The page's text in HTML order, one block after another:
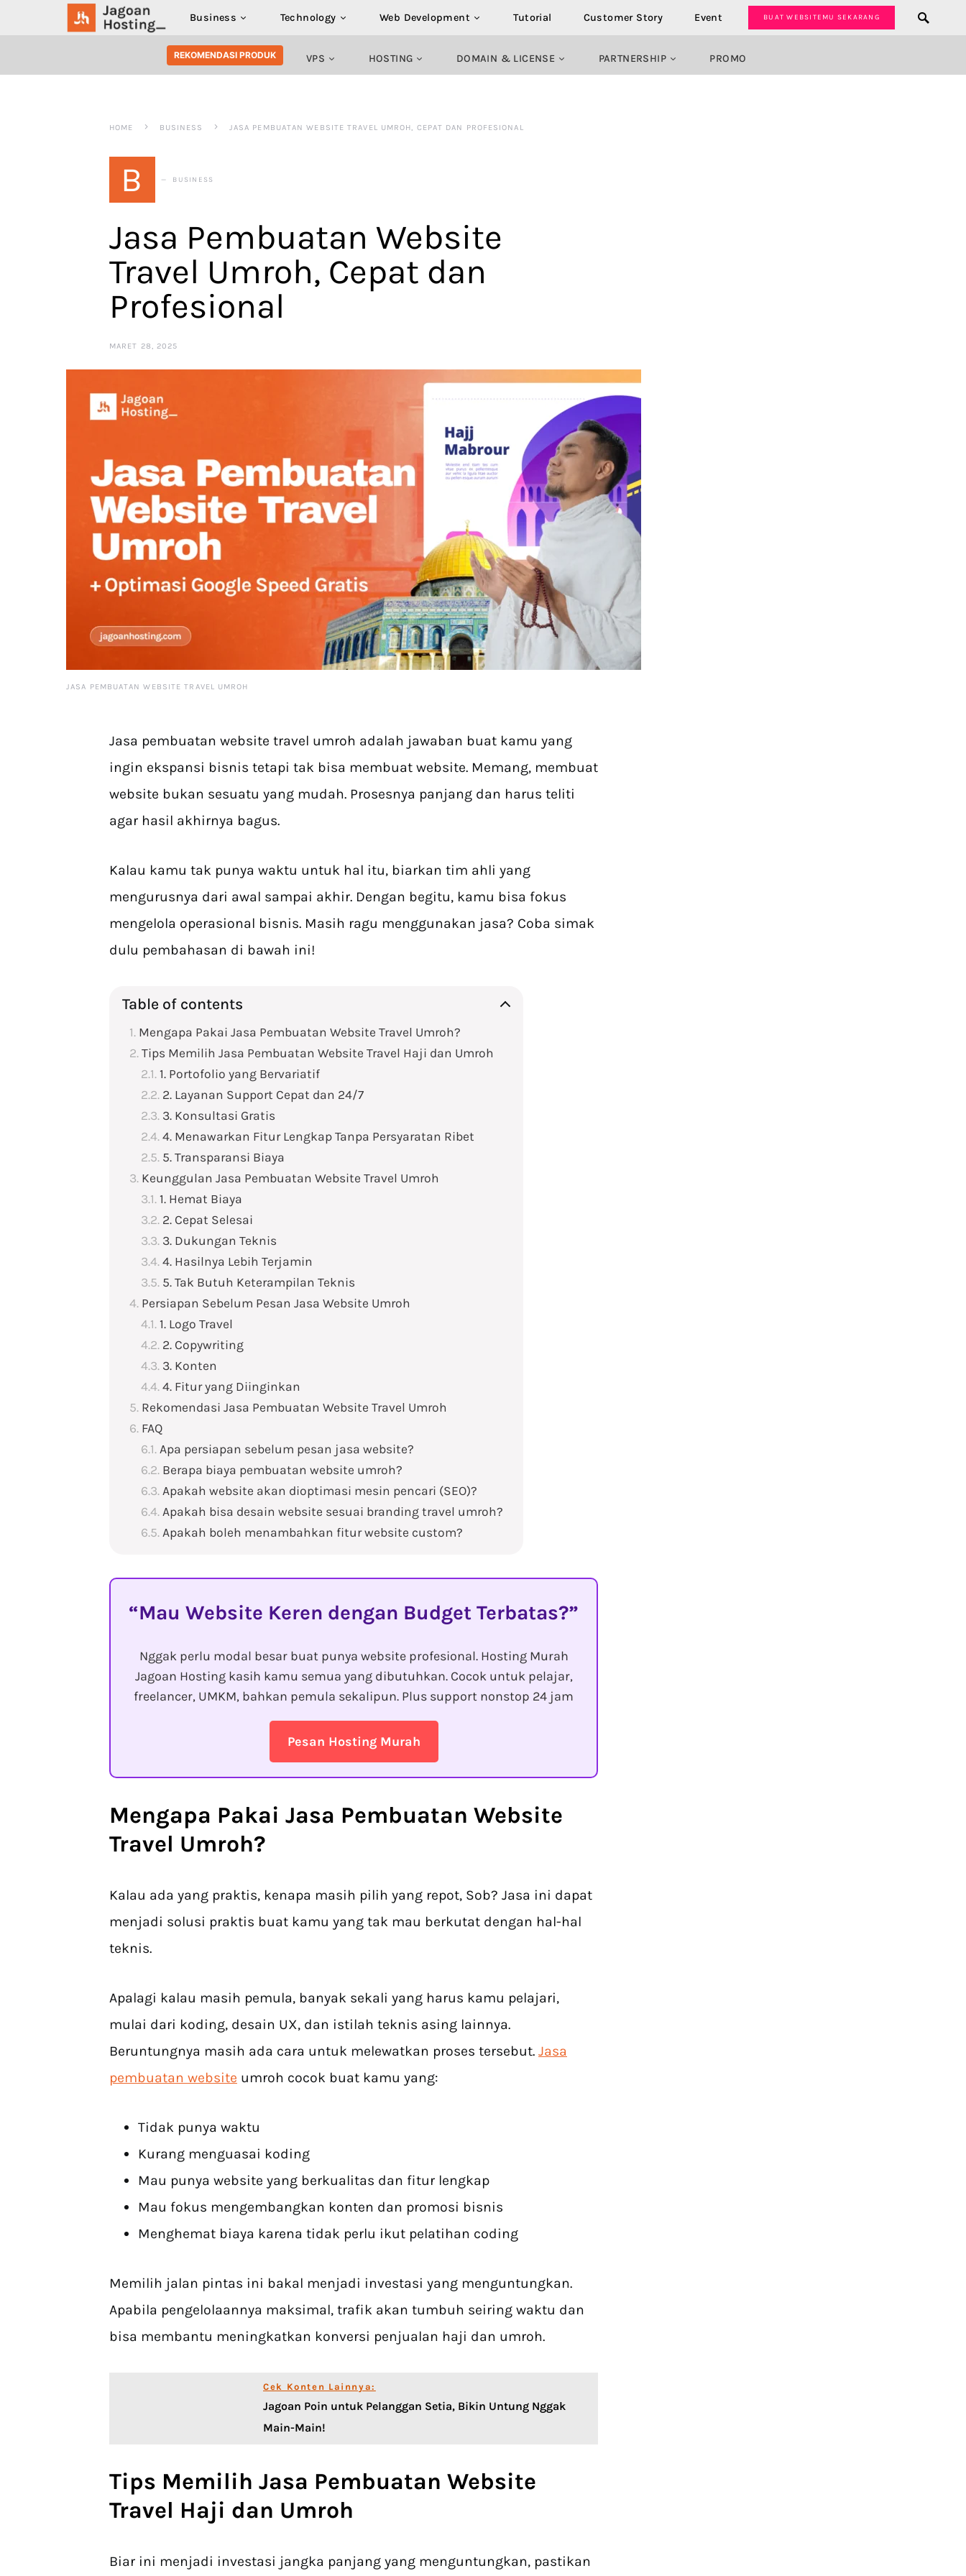
Business Technology Web Development Tutorial Customer Story Event BUAT WEBSITEMU SEKARANG
SEARCH FOR:
REKOMENDASI PRODUK VPS HOSTING DOMAIN & LICENSE PARTNERSHIP PROMO
HOME BUSINESS JASA PEMBUATAN WEBSITE TRAVEL UMROH, CEPAT DAN PROFESIONAL
B BUSINESS
Jasa Pembuatan Website
Travel Umroh, Cepat dan
Profesional
MARET 28, 2025
JASA PEMBUATAN WEBSITE TRAVEL UMROH
Jasa pembuatan website travel umroh adalah jawaban buat kamu yang
ingin ekspansi bisnis tetapi tak bisa membuat website. Memang, membuat
website bukan sesuatu yang mudah. Prosesnya panjang dan harus teliti
agar hasil akhirnya bagus.
Kalau kamu tak punya waktu untuk hal itu, biarkan tim ahli yang
mengurusnya dari awal sampai akhir. Dengan begitu, kamu bisa fokus
mengelola operasional bisnis. Masih ragu menggunakan jasa? Coba simak
dulu pembahasan di bawah ini!
Table of contents
Mengapa Pakai Jasa Pembuatan Website Travel Umroh?
Tips Memilih Jasa Pembuatan Website Travel Haji dan Umroh
1. Portofolio yang Bervariatif
2. Layanan Support Cepat dan 24/7
3. Konsultasi Gratis
4. Menawarkan Fitur Lengkap Tanpa Persyaratan Ribet
5. Transparansi Biaya
Keunggulan Jasa Pembuatan Website Travel Umroh
1. Hemat Biaya
2. Cepat Selesai
3. Dukungan Teknis
4. Hasilnya Lebih Terjamin
5. Tak Butuh Keterampilan Teknis
Persiapan Sebelum Pesan Jasa Website Umroh
1. Logo Travel
2. Copywriting
3. Konten
4. Fitur yang Diinginkan
Rekomendasi Jasa Pembuatan Website Travel Umroh
FAQ
Apa persiapan sebelum pesan jasa website?
Berapa biaya pembuatan website umroh?
Apakah website akan dioptimasi mesin pencari (SEO)?
Apakah bisa desain website sesuai branding travel umroh?
Apakah boleh menambahkan fitur website custom?
Mau Website Keren dengan Budget Terbatas?
Nggak perlu modal besar buat punya website profesional. Hosting Murah
Jagoan Hosting kasih kamu semua yang dibutuhkan. Cocok untuk pelajar,
freelancer, UMKM, bahkan pemula sekalipun. Plus support nonstop 24 jam
Pesan Hosting Murah
Mengapa Pakai Jasa Pembuatan Website
Travel Umroh?
Kalau ada yang praktis, kenapa masih pilih yang repot, Sob? Jasa ini dapat
menjadi solusi praktis buat kamu yang tak mau berkutat dengan hal-hal
teknis.
Apalagi kalau masih pemula, banyak sekali yang harus kamu pelajari,
mulai dari koding, desain UX, dan istilah teknis asing lainnya.
Beruntungnya masih ada cara untuk melewatkan proses tersebut. Jasa
pembuatan website umroh cocok buat kamu yang:
Tidak punya waktu
Kurang menguasai koding
Mau punya website yang berkualitas dan fitur lengkap
Mau fokus mengembangkan konten dan promosi bisnis
Menghemat biaya karena tidak perlu ikut pelatihan coding
Memilih jalan pintas ini bakal menjadi investasi yang menguntungkan.
Apabila pengelolaannya maksimal, trafik akan tumbuh seiring waktu dan
bisa membantu meningkatkan konversi penjualan haji dan umroh.
Cek Konten Lainnya:
Jagoan Poin untuk Pelanggan Setia, Bikin Untung Nggak
Main-Main!
Tips Memilih Jasa Pembuatan Website
Travel Haji dan Umroh
Biar ini menjadi investasi jangka panjang yang menguntungkan, pastikan